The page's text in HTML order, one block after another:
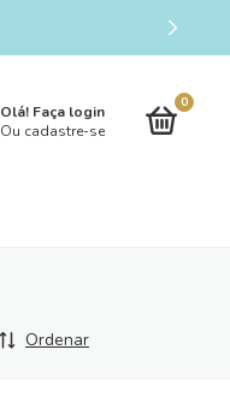
Olá! Faça login
Ou cadastre-se
0
Ordenar